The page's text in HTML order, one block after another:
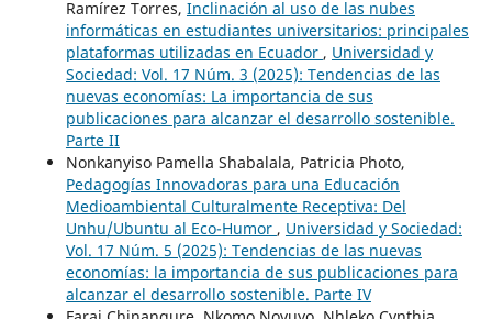
Ramírez Torres, Inclinación al uso de las nubes
informáticas en estudiantes universitarios: principales
plataformas utilizadas en Ecuador , Universidad y
Sociedad: Vol. 17 Núm. 3 (2025): Tendencias de las
nuevas economías: La importancia de sus
publicaciones para alcanzar el desarrollo sostenible.
Parte II
Nonkanyiso Pamella Shabalala, Patricia Photo,
Pedagogías Innovadoras para una Educación
Medioambiental Culturalmente Receptiva: Del
Unhu/Ubuntu al Eco-Humor , Universidad y Sociedad:
Vol. 17 Núm. 5 (2025): Tendencias de las nuevas
economías: la importancia de sus publicaciones para
alcanzar el desarrollo sostenible. Parte IV